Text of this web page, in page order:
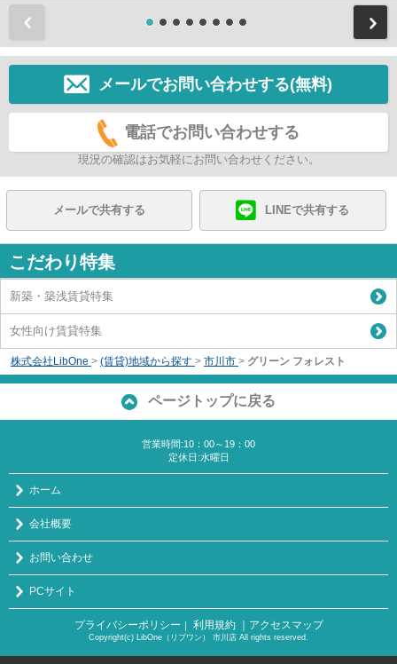
メールでお問い合わせする(無料)
電話でお問い合わせする
現況の確認はお気軽にお問い合わせください。
メールで共有する LINEで共有する
こだわり特集
新築・築浅賃貸特集
女性向け賃貸特集
株式会社LibOne > (賃貸)地域から探す > 市川市 > グリーン フォレスト
ページトップに戻る
営業時間:10：00～19：00
定休日:水曜日
ホーム
会社概要
お問い合わせ
PCサイト
プライバシーポリシー 利用規約 ｜アクセスマップ
Copyright(c) LibOne（リブワン） 市川店 All rights reserved.